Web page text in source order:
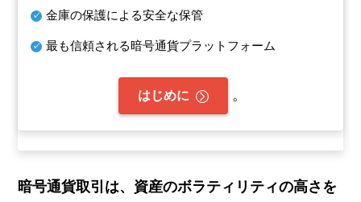
金庫の保護による安全な保管
最も信頼される暗号通貨プラットフォーム
はじめに 。
暗号通貨取引は、資産のボラティリティの高さを